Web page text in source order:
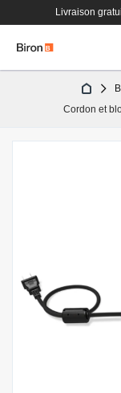
Livraison
Cordon et
d’images